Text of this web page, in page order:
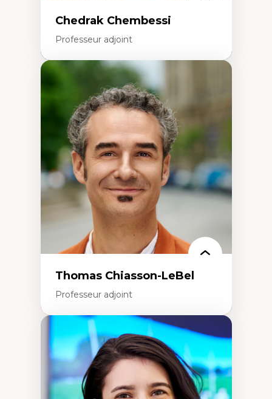
Chedrak Chembessi
Professeur adjoint
Économie circulaire
Modèles d’affaires durables
Histoire des faits économiques
Gestion durable des ressources naturelles
Écologie industrielle
Aménagement durable du territoire
Développement régional
Coopératives
Télétravail en milieu rural francophone
Transition socio-écologique
Thomas Chiasson-LeBel
Professeur adjoint
Expertises
Théories du développement
Économie politique comparée
Élites économiques
Sociologie économique
Extractivisme